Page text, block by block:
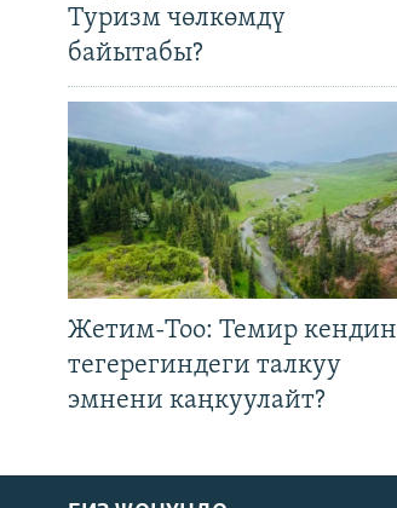
Туризм чөлкөмдү
байытабы?
Жетим-Тоо: Темир кендин
тегерегиндеги талкуу
эмнени каңкуулайт?